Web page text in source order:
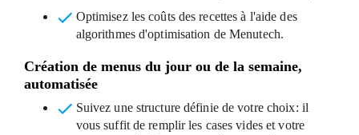
Optimisez les coûts des recettesà l'aide des
algorithmes d'optimisation de Menutech.
Création de menus du jour ou de la semaine,
automatisée
Suivez une structure définie de votre choix: il
vous suffit de remplir les cases vides et votre